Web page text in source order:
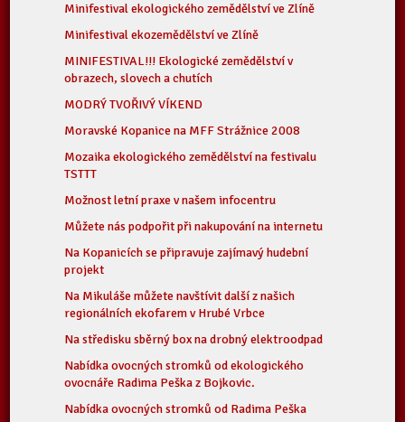
Minifestival ekologického zemědělství ve Zlíně
Minifestival ekozemědělství ve Zlíně
MINIFESTIVAL!!! Ekologické zemědělství v
obrazech, slovech a chutích
MODRÝ TVOŘIVÝ VÍKEND
Moravské Kopanice na MFF Strážnice 2008
Mozaika ekologického zemědělství na festivalu
TSTTT
Možnost letní praxe v našem infocentru
Můžete nás podpořit při nakupování na internetu
Na Kopanicích se připravuje zajímavý hudební
projekt
Na Mikuláše můžete navštívit další z našich
regionálních ekofarem v Hrubé Vrbce
Na středisku sběrný box na drobný elektroodpad
Nabídka ovocných stromků od ekologického
ovocnáře Radima Peška z Bojkovic.
Nabídka ovocných stromků od Radima Peška